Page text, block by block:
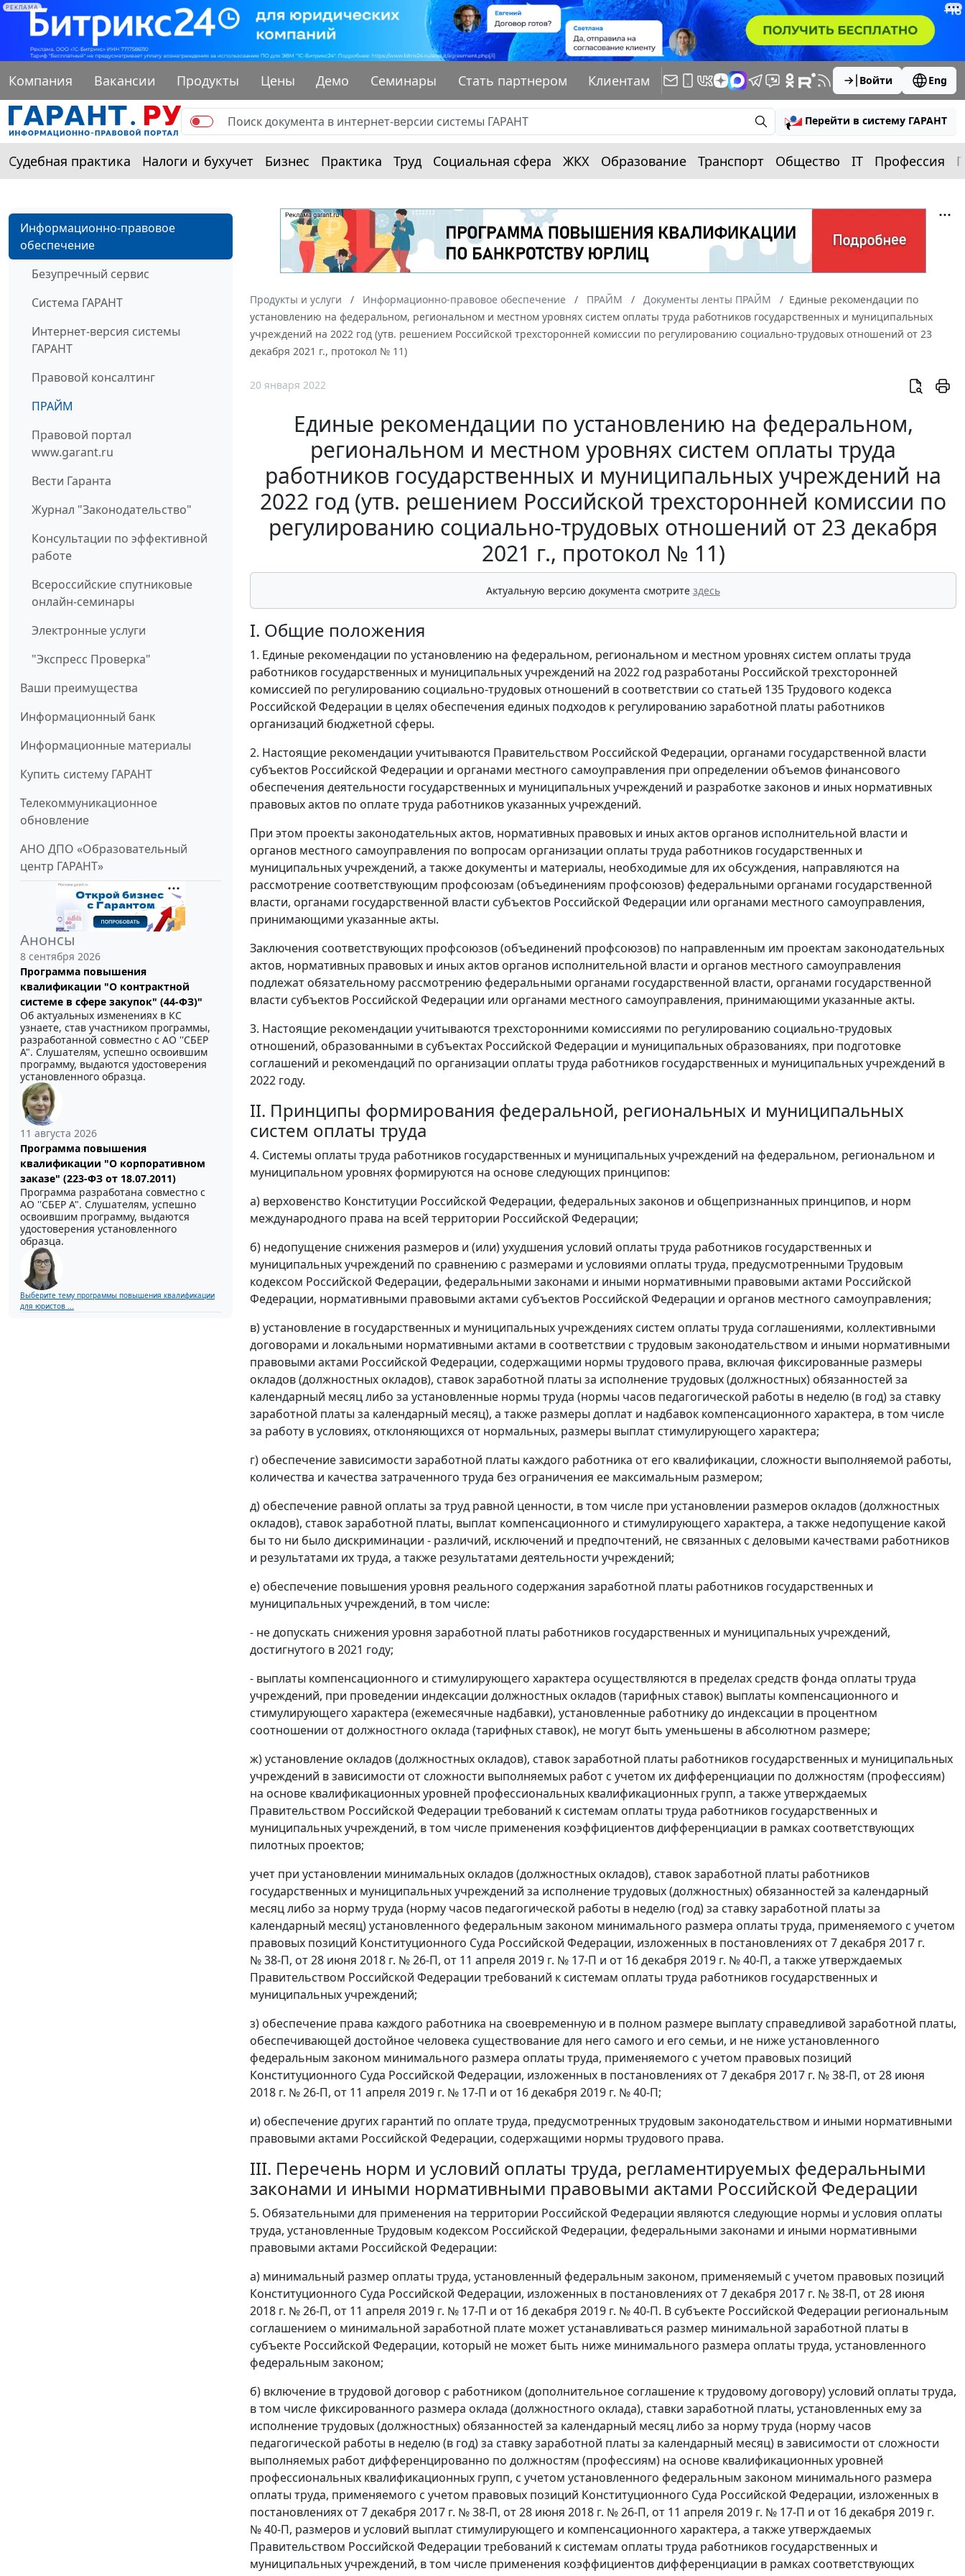
РЕКЛАМА
Компания Вакансии Продукты Цены Демо Семинары Стать партнером Клиентам Войти Eng
Перейти в систему ГАРАНТ
Судебная практика Налоги и бухучет Бизнес Практика Труд Социальная сфера ЖКХ Образование Транспорт Общество IT Профессия
Информационно-правовое
обеспечение
Безупречный сервис
Система ГАРАНТ
Интернет-версия системы
ГАРАНТ
Правовой консалтинг
ПРАЙМ
Правовой портал
www.garant.ru
Вести Гаранта
Журнал "Законодательство"
Консультации по эффективной
работе
Всероссийские спутниковые
онлайн-семинары
Электронные услуги
"Экспресс Проверка"
Ваши преимущества
Информационный банк
Информационные материалы
Купить систему ГАРАНТ
Телекоммуникационное
обновление
АНО ДПО «Образовательный
центр ГАРАНТ»
Анонсы
8 сентября 2026
Программа повышения
квалификации "О контрактной
системе в сфере закупок" (44-ФЗ)"
Об актуальных изменениях в КС
узнаете, став участником программы,
разработанной совместно с АО ''СБЕР
А". Слушателям, успешно освоившим
программу, выдаются удостоверения
установленного образца.
11 августа 2026
Программа повышения
квалификации "О корпоративном
заказе" (223-ФЗ от 18.07.2011)
Программа разработана совместно с
АО ''СБЕР А". Слушателям, успешно
освоившим программу, выдаются
удостоверения установленного
образца.
Выберите тему программы повышения квалификации
для юристов ...
Продукты и услуги Информационно-правовое обеспечение ПРАЙМ Документы ленты ПРАЙМ
Единые рекомендации по
установлению на федеральном, региональном и местном уровнях систем оплаты труда работников государственных и муниципальных
учреждений на 2022 год (утв. решением Российской трехсторонней комиссии по регулированию социально-трудовых отношений от 23
декабря 2021 г., протокол № 11)
20 января 2022
Единые рекомендации по установлению на федеральном,
региональном и местном уровнях систем оплаты труда
работников государственных и муниципальных учреждений на
2022 год (утв. решением Российской трехсторонней комиссии по
регулированию социально-трудовых отношений от 23 декабря
2021 г., протокол № 11)
Актуальную версию документа смотрите здесь
I. Общие положения
1. Единые рекомендации по установлению на федеральном, региональном и местном уровнях систем оплаты труда
работников государственных и муниципальных учреждений на 2022 год разработаны Российской трехсторонней
комиссией по регулированию социально-трудовых отношений в соответствии со статьей 135 Трудового кодекса
Российской Федерации в целях обеспечения единых подходов к регулированию заработной платы работников
организаций бюджетной сферы.
2. Настоящие рекомендации учитываются Правительством Российской Федерации, органами государственной власти
субъектов Российской Федерации и органами местного самоуправления при определении объемов финансового
обеспечения деятельности государственных и муниципальных учреждений и разработке законов и иных нормативных
правовых актов по оплате труда работников указанных учреждений.
При этом проекты законодательных актов, нормативных правовых и иных актов органов исполнительной власти и
органов местного самоуправления по вопросам организации оплаты труда работников государственных и
муниципальных учреждений, а также документы и материалы, необходимые для их обсуждения, направляются на
рассмотрение соответствующим профсоюзам (объединениям профсоюзов) федеральными органами государственной
власти, органами государственной власти субъектов Российской Федерации или органами местного самоуправления,
принимающими указанные акты.
Заключения соответствующих профсоюзов (объединений профсоюзов) по направленным им проектам законодательных
актов, нормативных правовых и иных актов органов исполнительной власти и органов местного самоуправления
подлежат обязательному рассмотрению федеральными органами государственной власти, органами государственной
власти субъектов Российской Федерации или органами местного самоуправления, принимающими указанные акты.
3. Настоящие рекомендации учитываются трехсторонними комиссиями по регулированию социально-трудовых
отношений, образованными в субъектах Российской Федерации и муниципальных образованиях, при подготовке
соглашений и рекомендаций по организации оплаты труда работников государственных и муниципальных учреждений в
2022 году.
II. Принципы формирования федеральной, региональных и муниципальных
систем оплаты труда
4. Системы оплаты труда работников государственных и муниципальных учреждений на федеральном, региональном и
муниципальном уровнях формируются на основе следующих принципов:
а) верховенство Конституции Российской Федерации, федеральных законов и общепризнанных принципов, и норм
международного права на всей территории Российской Федерации;
б) недопущение снижения размеров и (или) ухудшения условий оплаты труда работников государственных и
муниципальных учреждений по сравнению с размерами и условиями оплаты труда, предусмотренными Трудовым
кодексом Российской Федерации, федеральными законами и иными нормативными правовыми актами Российской
Федерации, нормативными правовыми актами субъектов Российской Федерации и органов местного самоуправления;
в) установление в государственных и муниципальных учреждениях систем оплаты труда соглашениями, коллективными
договорами и локальными нормативными актами в соответствии с трудовым законодательством и иными нормативными
правовыми актами Российской Федерации, содержащими нормы трудового права, включая фиксированные размеры
окладов (должностных окладов), ставок заработной платы за исполнение трудовых (должностных) обязанностей за
календарный месяц либо за установленные нормы труда (нормы часов педагогической работы в неделю (в год) за ставку
заработной платы за календарный месяц), а также размеры доплат и надбавок компенсационного характера, в том числе
за работу в условиях, отклоняющихся от нормальных, размеры выплат стимулирующего характера;
г) обеспечение зависимости заработной платы каждого работника от его квалификации, сложности выполняемой работы,
количества и качества затраченного труда без ограничения ее максимальным размером;
д) обеспечение равной оплаты за труд равной ценности, в том числе при установлении размеров окладов (должностных
окладов), ставок заработной платы, выплат компенсационного и стимулирующего характера, а также недопущение какой
бы то ни было дискриминации - различий, исключений и предпочтений, не связанных с деловыми качествами работников
и результатами их труда, а также результатами деятельности учреждений;
е) обеспечение повышения уровня реального содержания заработной платы работников государственных и
муниципальных учреждений, в том числе:
- не допускать снижения уровня заработной платы работников государственных и муниципальных учреждений,
достигнутого в 2021 году;
- выплаты компенсационного и стимулирующего характера осуществляются в пределах средств фонда оплаты труда
учреждений, при проведении индексации должностных окладов (тарифных ставок) выплаты компенсационного и
стимулирующего характера (ежемесячные надбавки), установленные работнику до индексации в процентном
соотношении от должностного оклада (тарифных ставок), не могут быть уменьшены в абсолютном размере;
ж) установление окладов (должностных окладов), ставок заработной платы работников государственных и муниципальных
учреждений в зависимости от сложности выполняемых работ с учетом их дифференциации по должностям (профессиям)
на основе квалификационных уровней профессиональных квалификационных групп, а также утверждаемых
Правительством Российской Федерации требований к системам оплаты труда работников государственных и
муниципальных учреждений, в том числе применения коэффициентов дифференциации в рамках соответствующих
пилотных проектов;
учет при установлении минимальных окладов (должностных окладов), ставок заработной платы работников
государственных и муниципальных учреждений за исполнение трудовых (должностных) обязанностей за календарный
месяц либо за норму труда (норму часов педагогической работы в неделю (год) за ставку заработной платы за
календарный месяц) установленного федеральным законом минимального размера оплаты труда, применяемого с учетом
правовых позиций Конституционного Суда Российской Федерации, изложенных в постановлениях от 7 декабря 2017 г.
№ 38-П, от 28 июня 2018 г. № 26-П, от 11 апреля 2019 г. № 17-П и от 16 декабря 2019 г. № 40-П, а также утверждаемых
Правительством Российской Федерации требований к системам оплаты труда работников государственных и
муниципальных учреждений;
з) обеспечение права каждого работника на своевременную и в полном размере выплату справедливой заработной платы,
обеспечивающей достойное человека существование для него самого и его семьи, и не ниже установленного
федеральным законом минимального размера оплаты труда, применяемого с учетом правовых позиций
Конституционного Суда Российской Федерации, изложенных в постановлениях от 7 декабря 2017 г. № 38-П, от 28 июня
2018 г. № 26-П, от 11 апреля 2019 г. № 17-П и от 16 декабря 2019 г. № 40-П;
и) обеспечение других гарантий по оплате труда, предусмотренных трудовым законодательством и иными нормативными
правовыми актами Российской Федерации, содержащими нормы трудового права.
III. Перечень норм и условий оплаты труда, регламентируемых федеральными
законами и иными нормативными правовыми актами Российской Федерации
5. Обязательными для применения на территории Российской Федерации являются следующие нормы и условия оплаты
труда, установленные Трудовым кодексом Российской Федерации, федеральными законами и иными нормативными
правовыми актами Российской Федерации:
а) минимальный размер оплаты труда, установленный федеральным законом, применяемый с учетом правовых позиций
Конституционного Суда Российской Федерации, изложенных в постановлениях от 7 декабря 2017 г. № 38-П, от 28 июня
2018 г. № 26-П, от 11 апреля 2019 г. № 17-П и от 16 декабря 2019 г. № 40-П. В субъекте Российской Федерации региональным
соглашением о минимальной заработной плате может устанавливаться размер минимальной заработной платы в
субъекте Российской Федерации, который не может быть ниже минимального размера оплаты труда, установленного
федеральным законом;
б) включение в трудовой договор с работником (дополнительное соглашение к трудовому договору) условий оплаты труда,
в том числе фиксированного размера оклада (должностного оклада), ставки заработной платы, установленных ему за
исполнение трудовых (должностных) обязанностей за календарный месяц либо за норму труда (норму часов
педагогической работы в неделю (в год) за ставку заработной платы за календарный месяц) в зависимости от сложности
выполняемых работ дифференцированно по должностям (профессиям) на основе квалификационных уровней
профессиональных квалификационных групп, с учетом установленного федеральным законом минимального размера
оплаты труда, применяемого с учетом правовых позиций Конституционного Суда Российской Федерации, изложенных в
постановлениях от 7 декабря 2017 г. № 38-П, от 28 июня 2018 г. № 26-П, от 11 апреля 2019 г. № 17-П и от 16 декабря 2019 г.
№ 40-П, размеров и условий выплат стимулирующего и компенсационного характера, а также утверждаемых
Правительством Российской Федерации требований к системам оплаты труда работников государственных и
муниципальных учреждений, в том числе применения коэффициентов дифференциации в рамках соответствующих